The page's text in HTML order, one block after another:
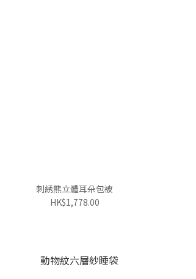
刺綉熊立體耳朵包被
HK$1,778.00